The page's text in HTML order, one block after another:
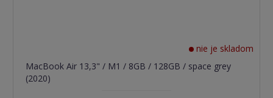
nie je skladom
MacBook Air 13,3" / M1 / 8GB / 128GB / space grey
(2020)